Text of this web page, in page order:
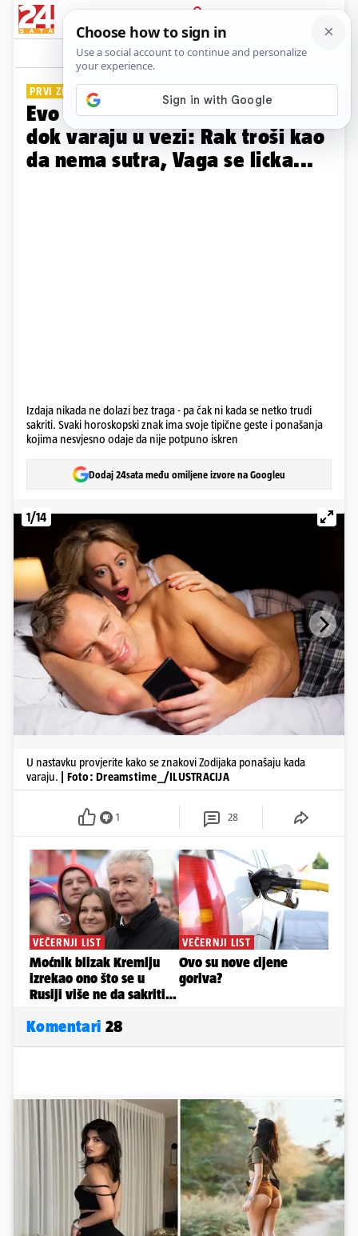
PRIJAVA
Galerija Komentari
PRVI ZNAKOVI PRELJUBA
Evo što odaje znakove Zodijaka
dok varaju u vezi: Rak troši kao
da nema sutra, Vaga se licka...
Izdaja nikada ne dolazi bez traga - pa čak ni kada se netko trudi
sakriti. Svaki horoskopski znak ima svoje tipične geste i ponašanja
kojima nesvjesno odaje da nije potpuno iskren
Dodaj 24sata među omiljene izvore na Googleu
1/14
U nastavku provjerite kako se znakovi Zodijaka ponašaju kada
varaju.
| Foto: Dreamstime_/ILUSTRACIJA
1 28
Komentari 28